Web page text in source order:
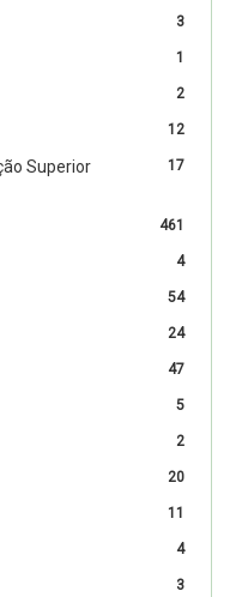
3
1
2
12
17
Superior
461
4
54
24
47
5
2
20
11
4
3